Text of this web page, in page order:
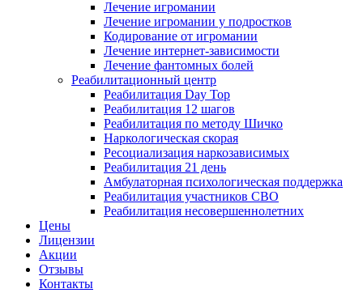
Лечение игромании
Лечение игромании у подростков
Кодирование от игромании
Лечение интернет-зависимости
Лечение фантомных болей
Реабилитационный центр
Реабилитация Day Top
Реабилитация 12 шагов
Реабилитация по методу Шичко
Наркологическая скорая
Ресоциализация наркозависимых
Реабилитация 21 день
Амбулаторная психологическая поддержка
Реабилитация участников СВО
Реабилитация несовершеннолетних
Цены
Лицензии
Акции
Отзывы
Контакты